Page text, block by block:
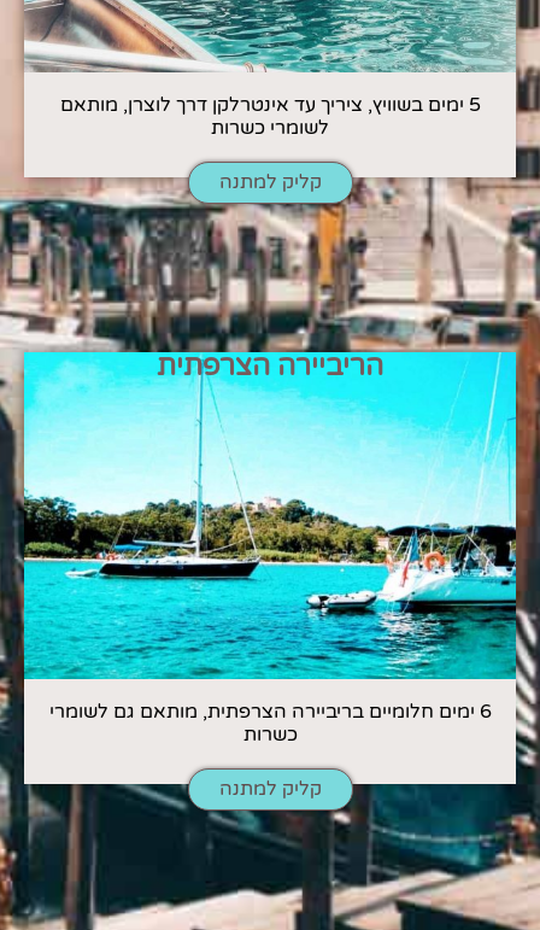
5 ימים בשוויץ, ציריך עד אינטרלקן דרך לוצרן, מותאם
לשומרי כשרות
קליק למתנה
הריביירה הצרפתית
6 ימים חלומיים בריביירה הצרפתית, מותאם גם לשומרי
כשרות
קליק למתנה